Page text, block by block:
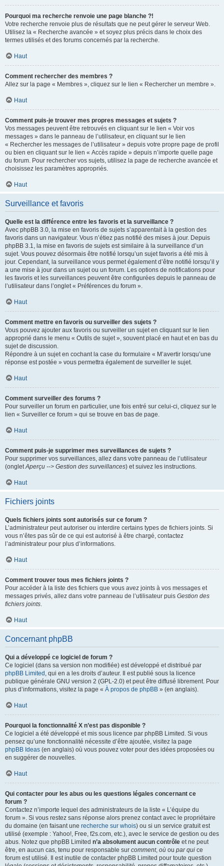
Pourquoi ma recherche renvoie une page blanche ?!
Votre recherche renvoie plus de résultats que ne peut gérer le serveur Web.
Utilisez la « Recherche avancée » et soyez plus précis dans le choix des
termes utilisés et des forums concernés par la recherche.
Haut
Comment rechercher des membres ?
Allez sur la page « Membres », cliquez sur le lien « Rechercher un membre ».
Haut
Comment puis-je trouver mes propres messages et sujets ?
Vos messages peuvent être retrouvés en cliquant sur le lien « Voir vos
messages » dans le panneau de l’utilisateur, en cliquant sur le lien
« Rechercher les messages de l’utilisateur » depuis votre propre page de profil
ou bien en cliquant sur le lien « Accès rapide » depuis n’importe quelle page
du forum. Pour rechercher vos sujets, utilisez la page de recherche avancée et
choisissez les paramètres appropriés.
Haut
Surveillance et favoris
Quelle est la différence entre les favoris et la surveillance ?
Avec phpBB 3.0, la mise en favoris de sujets s’apparentait à la gestion des
favoris dans un navigateur. Vous n’étiez pas notifié des mises à jour. Depuis
phpBB 3.1, la mise en favoris de sujets est similaire à la surveillance d’un
sujet. Vous pouvez désormais être notifié lorsqu’un sujet favoris a été mis à
jour. Cependant, la surveillance vous permet également d’être notifié lorsqu’il y
a une mise à jour dans un sujet ou un forum. Les options de notifications pour
les favoris et les surveillances peuvent être configurées depuis le panneau de
l’utilisateur dans l’onglet « Préférences du forum ».
Haut
Comment mettre en favoris ou surveiller des sujets ?
Vous pouvez ajouter aux favoris ou surveiller un sujet en cliquant sur le lien
approprié dans le menu « Outils de sujet », souvent placé en haut et en bas du
sujet de discussion.
Répondre à un sujet en cochant la case du formulaire « M’avertir lorsqu’une
réponse est postée » vous permettra également de surveiller le sujet.
Haut
Comment surveiller des forums ?
Pour surveiller un forum en particulier, une fois entré sur celui-ci, cliquez sur le
lien « Surveiller ce forum » qui se trouve en bas de page.
Haut
Comment puis-je supprimer mes surveillances de sujets ?
Pour supprimer vos surveillances, allez dans votre panneau de l’utilisateur
(ongletAperçu --> Gestion des surveillances) et suivez les instructions.
Haut
Fichiers joints
Quels fichiers joints sont autorisés sur ce forum ?
L’administrateur peut autoriser ou interdire certains types de fichiers joints. Si
vous n’êtes pas sûr de ce qui est autorisé à être chargé, contactez
l’administrateur pour plus d’informations.
Haut
Comment trouver tous mes fichiers joints ?
Pour accéder à la liste des fichiers que vous avez joints à vos messages et
messages privés, allez dans votre panneau de l’utilisateur puis Gestion des
fichiers joints.
Haut
Concernant phpBB
Qui a développé ce logiciel de forum ?
Ce logiciel (dans sa version non modifiée) est développé et distribué par
phpBB Limited , qui en a les droits d’auteur. Il est publié sous la licence
publique générale GNU version 2 (GPL-2.0) et peut être diffusé librement. Pour
plus d’informations, visitez la page « À propos de phpBB » (en anglais).
Haut
Pourquoi la fonctionnalité X n’est pas disponible ?
Ce logiciel a été développé et mis sous licence par phpBB Limited. Si vous
pensez qu’une fonctionnalité nécessite d’être ajoutée, visitez la page
phpBB Ideas (en anglais) où vous pouvez voter pour des idées proposées ou
en suggérer de nouvelles.
Haut
Qui contacter pour les abus ou les questions légales concernant ce
forum ?
Contactez n’importe lequel des administrateurs de la liste « L’équipe du
forum ». Si vous restez sans réponse alors prenez contact avec le propriétaire
du domaine (en faisant une recherche sur whois) ou si un service gratuit est
utilisé (exemple : Yahoo!, Free, f2s.com, etc.), avec le service de gestion ou des
abus. Notez que phpBB Limited n’a absolument aucun contrôle et ne peut
être, en aucun cas, tenu pour responsable sur comment, où ou par qui ce
forum est utilisé. Il est inutile de contacter phpBB Limited pour toute question